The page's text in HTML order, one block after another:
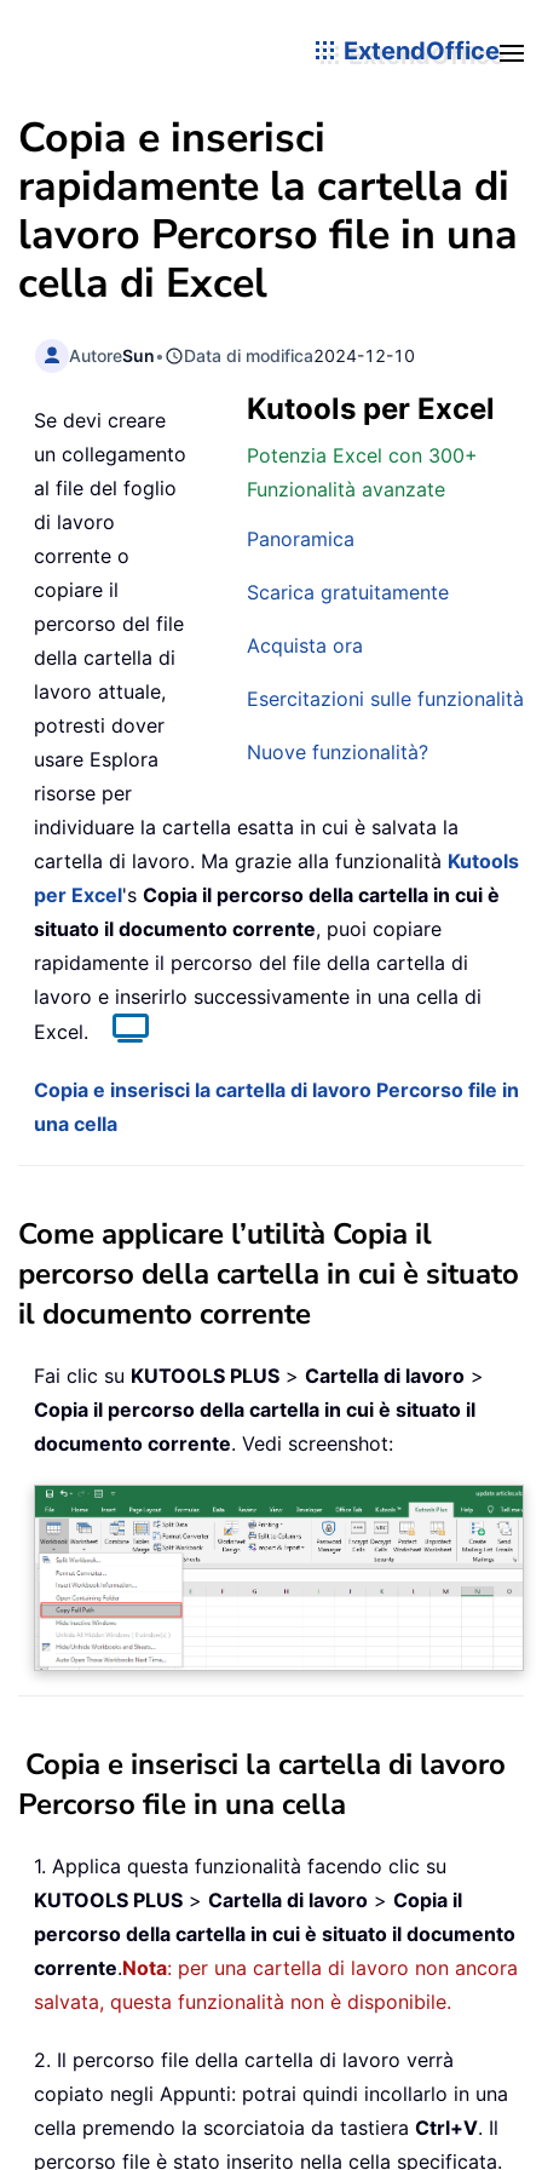
ExtendOffice
Copia e inserisci
rapidamente la cartella di
lavoro Percorso file in una
cella di Excel
AutoreSun• Data di modifica2024-12-10
Kutools per Excel
Potenzia Excel con 300+
Funzionalità avanzate
Panoramica
Scarica gratuitamente
Acquista ora
Esercitazioni sulle funzionalità
Nuove funzionalità?
Se devi creare
un collegamento
al file del foglio
di lavoro
corrente o
copiare il
percorso del file
della cartella di
lavoro attuale,
potresti dover
usare Esplora
risorse per
individuare la cartella esatta in cui è salvata la
cartella di lavoro. Ma grazie alla funzionalità Kutools
per Excel's Copia il percorso della cartella in cui è
situato il documento corrente, puoi copiare
rapidamente il percorso del file della cartella di
lavoro e inserirlo successivamente in una cella di
Excel.
Copia e inserisci la cartella di lavoro Percorso file in
una cella
Come applicare l’utilità Copia il
percorso della cartella in cui è situato
il documento corrente
Fai clic su KUTOOLS PLUS > Cartella di lavoro >
Copia il percorso della cartella in cui è situato il
documento corrente. Vedi screenshot:
Copia e inserisci la cartella di lavoro
Percorso file in una cella
1. Applica questa funzionalità facendo clic su
KUTOOLS PLUS > Cartella di lavoro > Copia il
percorso della cartella in cui è situato il documento
corrente.Nota: per una cartella di lavoro non ancora
salvata, questa funzionalità non è disponibile.
2. Il percorso file della cartella di lavoro verrà
copiato negli Appunti: potrai quindi incollarlo in una
cella premendo la scorciatoia da tastiera Ctrl+V. Il
percorso file è stato inserito nella cella specificata.